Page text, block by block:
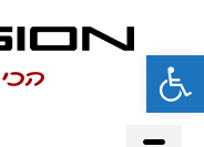
פתח סרגל נגישות